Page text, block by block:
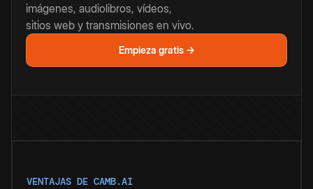
imágenes, audiolibros, vídeos,
sitios web y transmisiones en vivo.
Empieza gratis →
VENTAJAS DE CAMB.AI